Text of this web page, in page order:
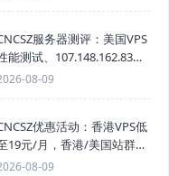
服务器测评：美国VPS
能测试、107.148.162.83线
测速与网络评测
08-09
优惠活动：香港VPS低
19元/月，香港/美国站群服
器首月半价，物理机399元/
08-09